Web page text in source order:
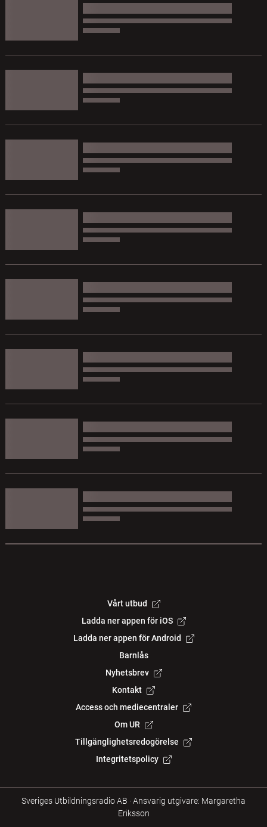
Vårt utbud
Ladda ner appen för iOS
Ladda ner appen för Android
Barnlås
Nyhetsbrev
Kontakt
Access och mediecentraler
Om UR
Tillgänglighetsredogörelse
Integritetspolicy
Sveriges Utbildningsradio AB ·Ansvarig utgivare: Margaretha
Eriksson